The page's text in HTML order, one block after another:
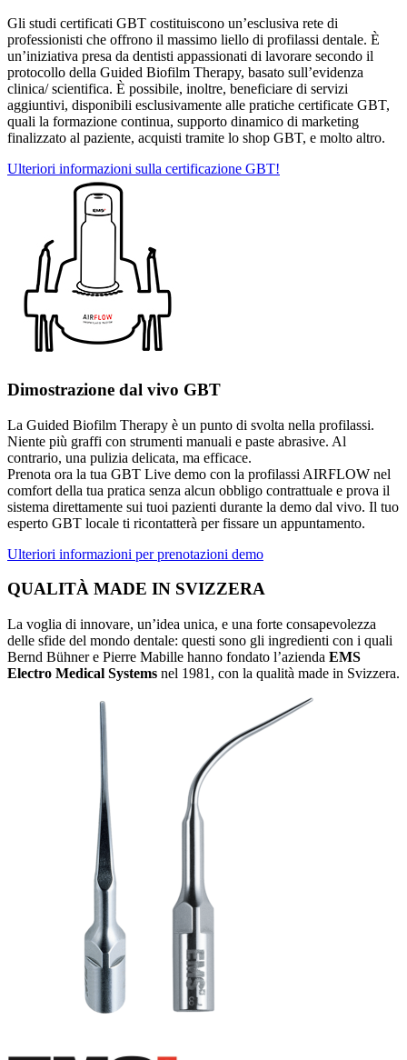
Gli studi certificati GBT costituiscono un’esclusiva rete di
professionisti che offrono il massimo liello di profilassi dentale. È
un’iniziativa presa da dentisti appassionati di lavorare secondo il
protocollo della Guided Biofilm Therapy, basato sull’evidenza
clinica/ scientifica. È possibile, inoltre, beneficiare di servizi
aggiuntivi, disponibili esclusivamente alle pratiche certificate GBT,
quali la formazione continua, supporto dinamico di marketing
finalizzato al paziente, acquisti tramite lo shop GBT, e molto altro.
Ulteriori informazioni sulla certificazione GBT!
Dimostrazione dal vivo GBT
La Guided Biofilm Therapy è un punto di svolta nella profilassi.
Niente più graffi con strumenti manuali e paste abrasive. Al
contrario, una pulizia delicata, ma efficace.
Prenota ora la tua GBT Live demo con la profilassi AIRFLOW nel
comfort della tua pratica senza alcun obbligo contrattuale e prova il
sistema direttamente sui tuoi pazienti durante la demo dal vivo. Il tuo
esperto GBT locale ti ricontatterà per fissare un appuntamento.
Ulteriori informazioni per prenotazioni demo
QUALITÀ MADE IN SVIZZERA
La voglia di innovare, un’idea unica, e una forte consapevolezza
delle sfide del mondo dentale: questi sono gli ingredienti con i quali
Bernd Bühner e Pierre Mabille hanno fondato l’azienda EMS
Electro Medical Systems nel 1981, con la qualità made in Svizzera.